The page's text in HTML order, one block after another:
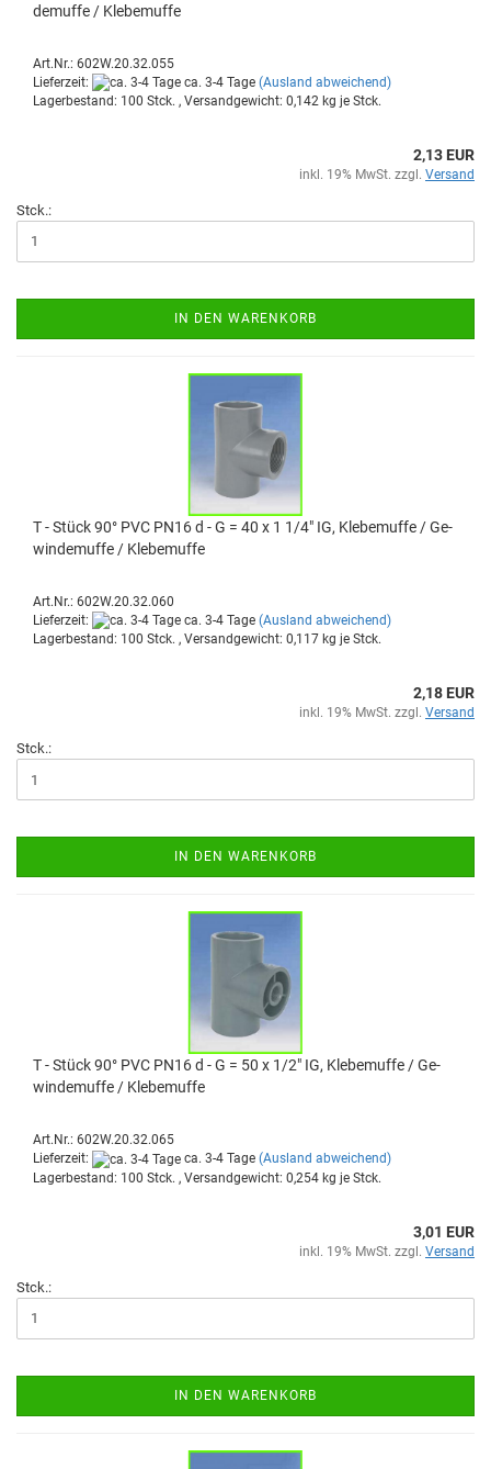
de­muf­fe / Kle­be­muf­fe
Art.Nr.: 602W.20.32.055
Lieferzeit:
ca. 3-4 Tage (Ausland abweichend)
Lagerbestand: 100 Stck. , Versandgewicht: 0,142 kg je Stck.
2,13 EUR
inkl. 19% MwSt. zzgl. Versand
Stck.:
IN DEN WARENKORB
T - Stück 90° PVC PN16 d - G = 40 x 1 1/4" IG, Kle­be­muf­fe / Ge­
win­de­muf­fe / Kle­be­muf­fe
Art.Nr.: 602W.20.32.060
Lieferzeit:
ca. 3-4 Tage (Ausland abweichend)
Lagerbestand: 100 Stck. , Versandgewicht: 0,117 kg je Stck.
2,18 EUR
inkl. 19% MwSt. zzgl. Versand
Stck.:
IN DEN WARENKORB
T - Stück 90° PVC PN16 d - G = 50 x 1/2" IG, Kle­be­muf­fe / Ge­
win­de­muf­fe / Kle­be­muf­fe
Art.Nr.: 602W.20.32.065
Lieferzeit:
ca. 3-4 Tage (Ausland abweichend)
Lagerbestand: 100 Stck. , Versandgewicht: 0,254 kg je Stck.
3,01 EUR
inkl. 19% MwSt. zzgl. Versand
Stck.:
IN DEN WARENKORB